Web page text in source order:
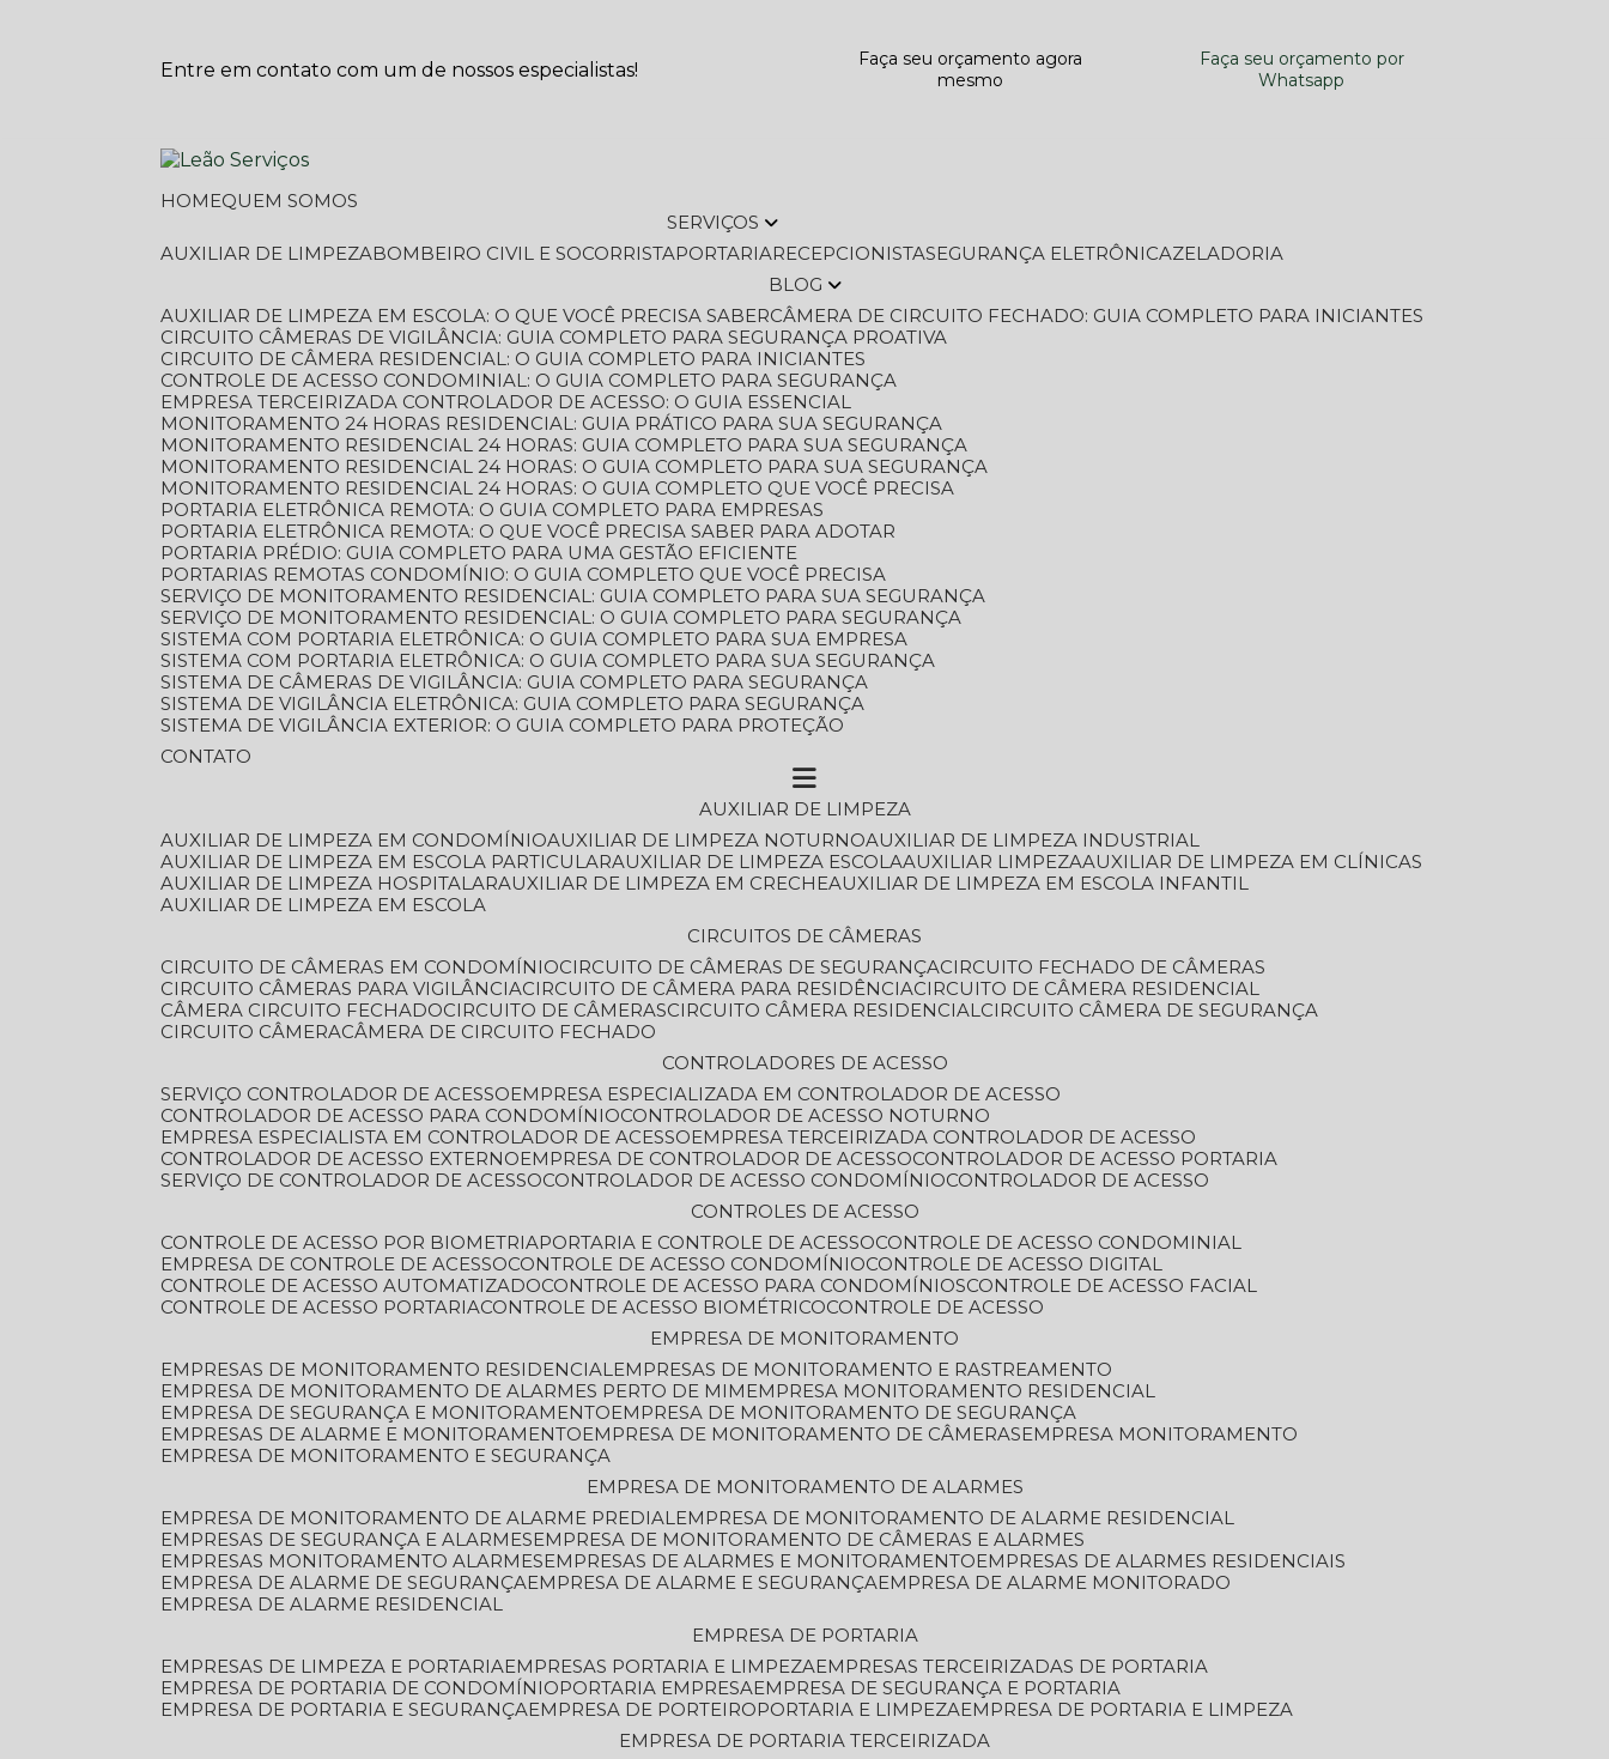
Entre em contato com um de nossos especialistas!
Faça seu orçamento agora
mesmo
Faça seu orçamento por
Whatsapp
HOME
QUEM SOMOS
SERVIÇOS
AUXILIAR DE LIMPEZA
BOMBEIRO CIVIL E SOCORRISTA PORTARIA RECEPCIONISTA SEGURANÇA ELETRÔNICA
ZELADORIA
BLOG
AUXILIAR DE LIMPEZA EM ESCOLA: O QUE VOCÊ PRECISA SABER
CÂMERA DE CIRCUITO FECHADO: GUIA COMPLETO PARA INICIANTES
CIRCUITO CÂMERAS DE VIGILÂNCIA: GUIA COMPLETO PARA SEGURANÇA PROATIVA
CIRCUITO DE CÂMERA RESIDENCIAL: O GUIA COMPLETO PARA INICIANTES
CONTROLE DE ACESSO CONDOMINIAL: O GUIA COMPLETO PARA SEGURANÇA
EMPRESA TERCEIRIZADA CONTROLADOR DE ACESSO: O GUIA ESSENCIAL
MONITORAMENTO 24 HORAS RESIDENCIAL: GUIA PRÁTICO PARA SUA SEGURANÇA
MONITORAMENTO RESIDENCIAL 24 HORAS: GUIA COMPLETO PARA SUA SEGURANÇA
MONITORAMENTO RESIDENCIAL 24 HORAS: O GUIA COMPLETO PARA SUA SEGURANÇA
MONITORAMENTO RESIDENCIAL 24 HORAS: O GUIA COMPLETO QUE VOCÊ PRECISA
PORTARIA ELETRÔNICA REMOTA: O GUIA COMPLETO PARA EMPRESAS
PORTARIA ELETRÔNICA REMOTA: O QUE VOCÊ PRECISA SABER PARA ADOTAR
PORTARIA PRÉDIO: GUIA COMPLETO PARA UMA GESTÃO EFICIENTE
PORTARIAS REMOTAS CONDOMÍNIO: O GUIA COMPLETO QUE VOCÊ PRECISA
SERVIÇO DE MONITORAMENTO RESIDENCIAL: GUIA COMPLETO PARA SUA SEGURANÇA
SERVIÇO DE MONITORAMENTO RESIDENCIAL: O GUIA COMPLETO PARA SEGURANÇA
SISTEMA COM PORTARIA ELETRÔNICA: O GUIA COMPLETO PARA SUA EMPRESA
SISTEMA COM PORTARIA ELETRÔNICA: O GUIA COMPLETO PARA SUA SEGURANÇA
SISTEMA DE CÂMERAS DE VIGILÂNCIA: GUIA COMPLETO PARA SEGURANÇA
SISTEMA DE VIGILÂNCIA ELETRÔNICA: GUIA COMPLETO PARA SEGURANÇA
SISTEMA DE VIGILÂNCIA EXTERIOR: O GUIA COMPLETO PARA PROTEÇÃO
CONTATO
AUXILIAR DE LIMPEZA
AUXILIAR DE LIMPEZA EM CONDOMÍNIO
AUXILIAR DE LIMPEZA NOTURNO
AUXILIAR DE LIMPEZA INDUSTRIAL
AUXILIAR DE LIMPEZA EM ESCOLA PARTICULAR
AUXILIAR DE LIMPEZA ESCOLA AUXILIAR LIMPEZA
AUXILIAR DE LIMPEZA EM CLÍNICAS
AUXILIAR DE LIMPEZA HOSPITALAR
AUXILIAR DE LIMPEZA EM CRECHE
AUXILIAR DE LIMPEZA EM ESCOLA INFANTIL
AUXILIAR DE LIMPEZA EM ESCOLA
CIRCUITOS DE CÂMERAS
CIRCUITO DE CÂMERAS EM CONDOMÍNIO
CIRCUITO DE CÂMERAS DE SEGURANÇA
CIRCUITO FECHADO DE CÂMERAS
CIRCUITO CÂMERAS PARA VIGILÂNCIA
CIRCUITO DE CÂMERA PARA RESIDÊNCIA
CIRCUITO DE CÂMERA RESIDENCIAL
CÂMERA CIRCUITO FECHADO
CIRCUITO DE CÂMERAS CIRCUITO CÂMERA RESIDENCIAL
CIRCUITO CÂMERA DE SEGURANÇA
CIRCUITO CÂMERA
CÂMERA DE CIRCUITO FECHADO
CONTROLADORES DE ACESSO
SERVIÇO CONTROLADOR DE ACESSO
EMPRESA ESPECIALIZADA EM CONTROLADOR DE ACESSO
CONTROLADOR DE ACESSO PARA CONDOMÍNIO
CONTROLADOR DE ACESSO NOTURNO
EMPRESA ESPECIALISTA EM CONTROLADOR DE ACESSO
EMPRESA TERCEIRIZADA CONTROLADOR DE ACESSO
CONTROLADOR DE ACESSO EXTERNO
EMPRESA DE CONTROLADOR DE ACESSO
CONTROLADOR DE ACESSO PORTARIA
SERVIÇO DE CONTROLADOR DE ACESSO
CONTROLADOR DE ACESSO CONDOMÍNIO
CONTROLADOR DE ACESSO
CONTROLES DE ACESSO
CONTROLE DE ACESSO POR BIOMETRIA
PORTARIA E CONTROLE DE ACESSO
CONTROLE DE ACESSO CONDOMINIAL
EMPRESA DE CONTROLE DE ACESSO
CONTROLE DE ACESSO CONDOMÍNIO
CONTROLE DE ACESSO DIGITAL
CONTROLE DE ACESSO AUTOMATIZADO
CONTROLE DE ACESSO PARA CONDOMÍNIOS
CONTROLE DE ACESSO FACIAL
CONTROLE DE ACESSO PORTARIA CONTROLE DE ACESSO BIOMÉTRICO
CONTROLE DE ACESSO
EMPRESA DE MONITORAMENTO
EMPRESAS DE MONITORAMENTO RESIDENCIAL
EMPRESAS DE MONITORAMENTO E RASTREAMENTO
EMPRESA DE MONITORAMENTO DE ALARMES PERTO DE MIM
EMPRESA MONITORAMENTO RESIDENCIAL
EMPRESA DE SEGURANÇA E MONITORAMENTO
EMPRESA DE MONITORAMENTO DE SEGURANÇA
EMPRESAS DE ALARME E MONITORAMENTO
EMPRESA DE MONITORAMENTO DE CÂMERAS
EMPRESA MONITORAMENTO
EMPRESA DE MONITORAMENTO E SEGURANÇA
EMPRESA DE MONITORAMENTO DE ALARMES
EMPRESA DE MONITORAMENTO DE ALARME PREDIAL
EMPRESA DE MONITORAMENTO DE ALARME RESIDENCIAL
EMPRESAS DE SEGURANÇA E ALARMES
EMPRESA DE MONITORAMENTO DE CÂMERAS E ALARMES
EMPRESAS MONITORAMENTO ALARMES
EMPRESAS DE ALARMES E MONITORAMENTO
EMPRESAS DE ALARMES RESIDENCIAIS
EMPRESA DE ALARME DE SEGURANÇA
EMPRESA DE ALARME E SEGURANÇA
EMPRESA DE ALARME MONITORADO
EMPRESA DE ALARME RESIDENCIAL
EMPRESA DE PORTARIA
EMPRESAS DE LIMPEZA E PORTARIA
EMPRESAS PORTARIA E LIMPEZA
EMPRESAS TERCEIRIZADAS DE PORTARIA
EMPRESA DE PORTARIA DE CONDOMÍNIO
PORTARIA EMPRESA
EMPRESA DE SEGURANÇA E PORTARIA
EMPRESA DE PORTARIA E SEGURANÇA
EMPRESA DE PORTEIRO PORTARIA E LIMPEZA
EMPRESA DE PORTARIA E LIMPEZA
EMPRESA DE PORTARIA TERCEIRIZADA